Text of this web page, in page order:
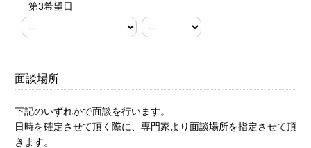
第3希望日
面談場所
下記のいずれかで面談を行います。
日時を確定させて頂く際に、専門家より面談場所を指定させて頂
きます。